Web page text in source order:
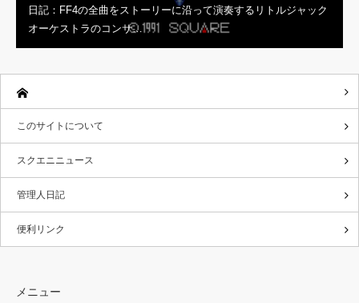
日記：FF4の全曲をストーリーに沿って演奏するリトルジャック
オーケストラのコンサ…
このサイトについて
スクエニニュース
管理人日記
便利リンク
メニュー